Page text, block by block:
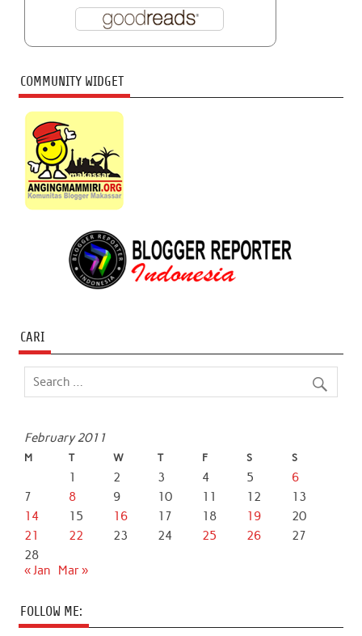
COMMUNITY WIDGET
CARI
February 2011
M T W T F S S
1 2 3 4 5
6
7
8 9 10 11 12
13
14
15 16 17 18 19
20
21
22 23 24 25 26
27
28
« Jan
Mar »
FOLLOW ME: